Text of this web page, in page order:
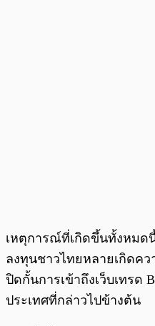
เหตุการณ์ที่เกิดขึ้นทั้งหมด
ลงทุนชาวไทยหลายเกิดค
ปิดกั้นการเข้าถึงเว็บเทรด
ประเทศที่กล่าวไปข้างต้น